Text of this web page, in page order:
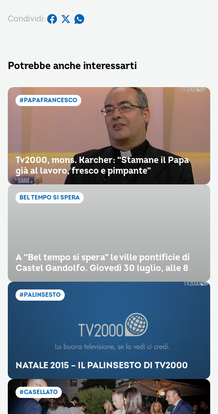
Condividi:
Potrebbe anche interessarti
#PAPAFRANCESCO
Tv2000, mons. Karcher: “Stamane il Papa
già al lavoro, fresco e pimpante”
BEL TEMPO SI SPERA
A “Bel tempo si spera” le ville pontificie di
Castel Gandolfo. Giovedì 30 luglio, alle 8
#PALINSESTO
NATALE 2015 – IL PALINSESTO DI TV2000
#CASELLATO